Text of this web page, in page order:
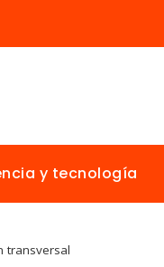
y tecnología
transversal